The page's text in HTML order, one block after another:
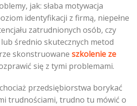
jak: słaba motywacja
identyfikacji z firmą, niepełne
zatrudnionych osób, czy
średnio skutecznych metod
skonstruowane szkolenie ze
się z tymi problemami.
przedsiębiorstwa borykać
trudnościami, trudno tu mówić o